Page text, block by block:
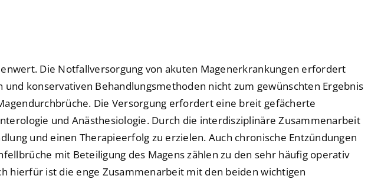
Studienzentrum
TraumaZentrum
Viszeralonkologisches Zentrum
Studienzentrum
TraumaZentrum
Viszeralonkologisches Zentrum
Die Notfallversorgung von akuten Magenerkrankungen erfordert
konservativen Behandlungsmethoden nicht zum gewünschten Ergebnis
Die Versorgung erfordert eine breit gefächerte
und Anästhesiologie. Durch die interdisziplinäre Zusammenarbeit
und einen Therapieerfolg zu erzielen. Auch chronische Entzündungen
mit Beteiligung des Magens zählen zu den sehr häufig operativ
hierfür ist die enge Zusammenarbeit mit den beiden wichtigen